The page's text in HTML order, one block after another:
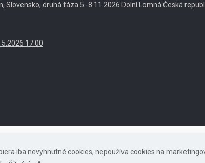
Slovensko, druhá fáza 5.-8.11.2026 Dolní Lomná Česká
17:00
iba nevyhnutné cookies, nepoužíva cookies na